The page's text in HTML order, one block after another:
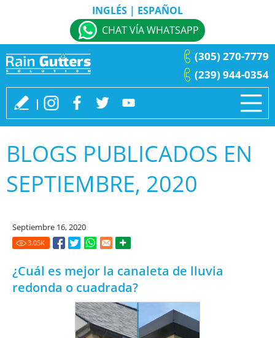
INGLÉS | ESPAÑOL
CHAT VÍA WHATSAPP
(239) 944-0354
(305) 270-7779
BLOGS PUBLICADOS EN
SEPTIEMBRE, 2020
Septiembre 16, 2020
3.05K
¿Cuál es mejor la canaleta de lluvia
redonda o cuadrada?